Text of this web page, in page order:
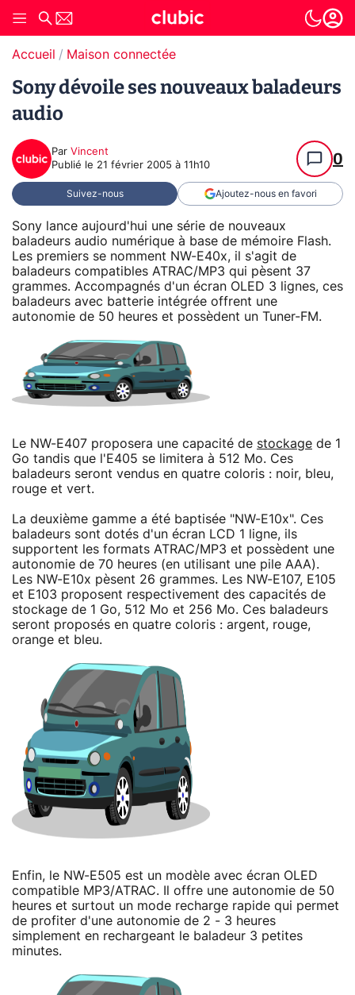
Accueil Maison connectée
Sony dévoile ses nouveaux baladeurs
audio
Par Vincent
Publié le 21 février 2005 à 11h10 0
Suivez-nous Ajoutez-nous en favori
Sony lance aujourd'hui une série de nouveaux
baladeurs audio numérique à base de mémoire Flash.
Les premiers se nomment NW-E40x, il s'agit de
baladeurs compatibles ATRAC/MP3 qui pèsent 37
grammes. Accompagnés d'un écran OLED 3 lignes, ces
baladeurs avec batterie intégrée offrent une
autonomie de 50 heures et possèdent un Tuner-FM.
Le NW-E407 proposera une capacité de stockage de 1
Go tandis que l'E405 se limitera à 512 Mo. Ces
baladeurs seront vendus en quatre coloris : noir, bleu,
rouge et vert.
La deuxième gamme a été baptisée "NW-E10x". Ces
baladeurs sont dotés d'un écran LCD 1 ligne, ils
supportent les formats ATRAC/MP3 et possèdent une
autonomie de 70 heures (en utilisant une pile AAA).
Les NW-E10x pèsent 26 grammes. Les NW-E107, E105
et E103 proposent respectivement des capacités de
stockage de 1 Go, 512 Mo et 256 Mo. Ces baladeurs
seront proposés en quatre coloris : argent, rouge,
orange et bleu.
Enfin, le NW-E505 est un modèle avec écran OLED
compatible MP3/ATRAC. Il offre une autonomie de 50
heures et surtout un mode recharge rapide qui permet
de profiter d'une autonomie de 2 - 3 heures
simplement en rechargeant le baladeur 3 petites
minutes.